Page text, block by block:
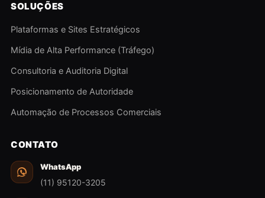
SOLUÇÕES
Plataformas e Sites Estratégicos
Mídia de Alta Performance (Tráfego)
Consultoria e Auditoria Digital
Posicionamento de Autoridade
Automação de Processos Comerciais
CONTATO
WhatsApp
(11) 95120-3205